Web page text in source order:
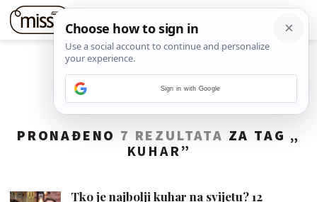
PRONAĐENO 7 REZULTATA ZA TAG „
KUHAR”
Tko je najbolji kuhar na svijetu? 12
Sign in with Google